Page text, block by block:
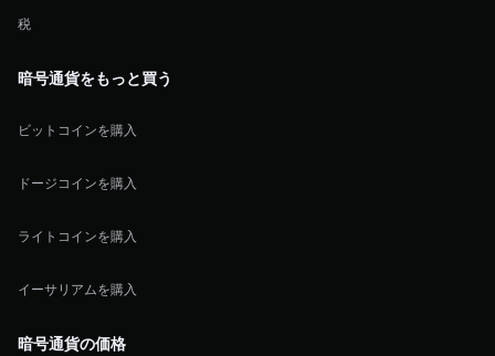
税
暗号通貨をもっと買う
ビットコインを購入
ドージコインを購入
ライトコインを購入
イーサリアムを購入
暗号通貨の価格